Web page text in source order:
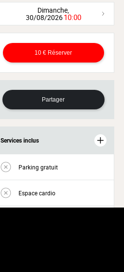
Dimanche,
30/08/202610:00
10 € Réserver
Partager
Services inclus
Parking gratuit
Espace cardio